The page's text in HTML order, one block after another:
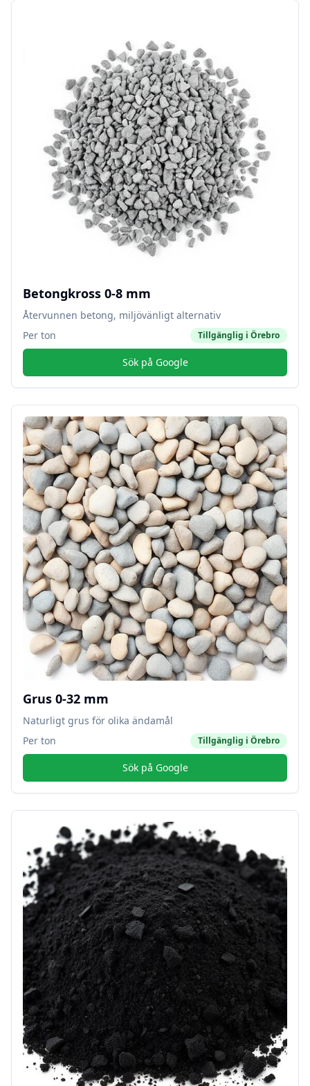
Betongkross 0-8 mm
Återvunnen betong, miljövänligt alternativ
Per ton
Tillgänglig i Örebro
Sök på Google
Grus 0-32 mm
Naturligt grus för olika ändamål
Per ton
Tillgänglig i Örebro
Sök på Google